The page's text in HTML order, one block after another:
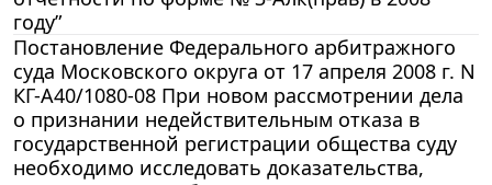
году”
Постановление Федерального арбитражного
суда Московского округа от 17 апреля 2008 г. N
КГ-А40/1080-08 При новом рассмотрении дела
о признании недействительным отказа в
государственной регистрации общества суду
необходимо исследовать доказательства,